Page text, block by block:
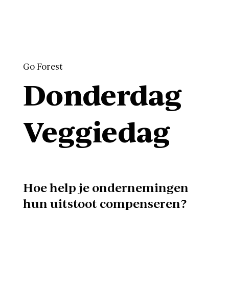
Go Forest
Donderdag
Veggiedag
Hoe help je ondernemingen
hun uitstoot compenseren?